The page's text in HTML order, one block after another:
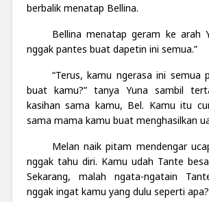
berbalik menatap Bellina.
Bellina menatap geram ke arah
nggak pantes buat dapetin ini semua.”
“Terus, kamu ngerasa ini semua
buat kamu?” tanya Yuna sambil
kasihan sama kamu, Bel. Kamu itu
sama mama kamu buat menghasilkan
Melan naik pitam mendengar
nggak tahu diri. Kamu udah Tante
Sekarang, malah ngata-ngatain
nggak ingat kamu yang dulu seperti